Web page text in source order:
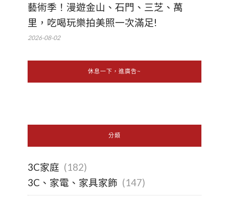
藝術季！漫遊金山、石門、三芝、萬
里，吃喝玩樂拍美照一次滿足!
2026-08-02
休息一下，進廣告~
分類
3C家庭 (182)
3C、家電、家具家飾 (147)